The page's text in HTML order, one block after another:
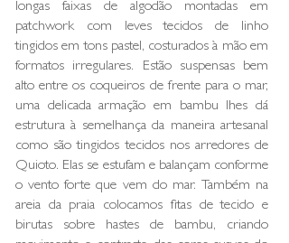
longas faixas de algodão montadas em
patchwork com leves tecidos de linho
tingidos em tons pastel, costurados à mão em
formatos irregulares. Estão suspensas bem
alto entre os coqueiros de frente para o mar,
uma delicada armação em bambu lhes dá
estrutura à semelhança da maneira artesanal
como são tingidos tecidos nos arredores de
Quioto. Elas se estufam e balançam conforme
o vento forte que vem do mar. Também na
areia da praia colocamos fitas de tecido e
birutas sobre hastes de bambu, criando